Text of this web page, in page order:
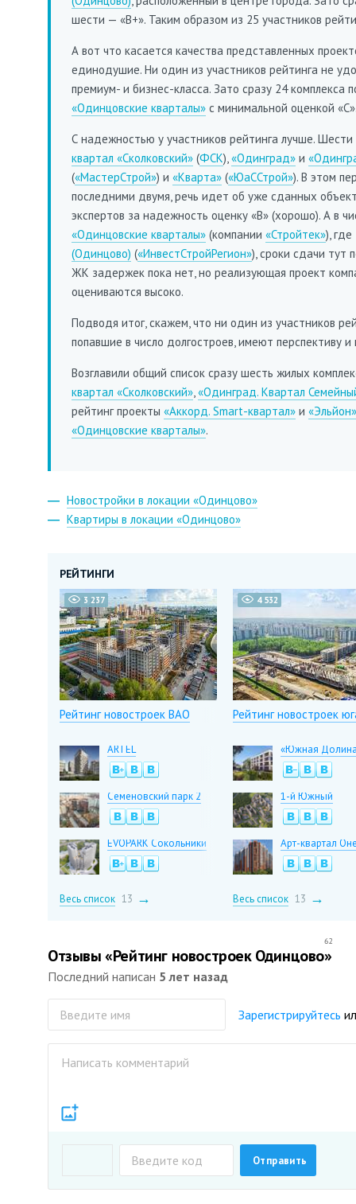
шести — «В+». Таким образом из 25 участников
А вот что касается качества представленных
единодушие. Ни один из участников рейтинга не
премиум- и бизнес-класса. Зато сразу 24
«Одинцовские кварталы» с минимальной оценкой
С надежностью у участников рейтинга лучше.
квартал «Сколковский» (ФСК),«Одинград» и
(«МастерСтрой») и «Кварта» («ЮаССтрой»). В этом
последними двумя, речь идет об уже сданных
экспертов за надежность оценку «В» (хорошо). А в
«Одинцовские кварталы» (компании «Стройтек»),
(Одинцово) («ИнвестСтройРегион»), сроки сдачи тут
ЖК задержек пока нет, но реализующая проект
оцениваются высоко.
Подводя итог, скажем, что ни один из участников
попавшие в число долгостроев, имеют перспективу
Возглавили общий список сразу шесть жилых
квартал «Сколковский»,«Одинград. Квартал
рейтинг проекты «Аккорд. Smart-квартал» и «Эльйон»
«Одинцовские кварталы».
Новостройки в локации «Одинцово»
Квартиры в локации «Одинцово»
РЕЙТИНГИ
3 237
Рейтинг новостроек ВАО
ARTEL
Семеновский парк 2
EVOPARK Сокольники
Весь список 13
4 532
Рейтинг новостроек
«Южная
1-й Южный
Арт-квартал
Весь список 13
Отзывы «Рейтинг новостроек Одинцово»
62
Последний написан 5 лет назад
Зарегистрируйтесь